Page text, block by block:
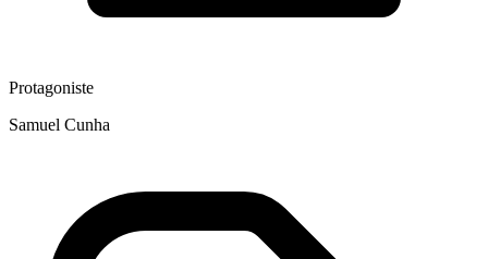
Protagoniste
Samuel Cunha